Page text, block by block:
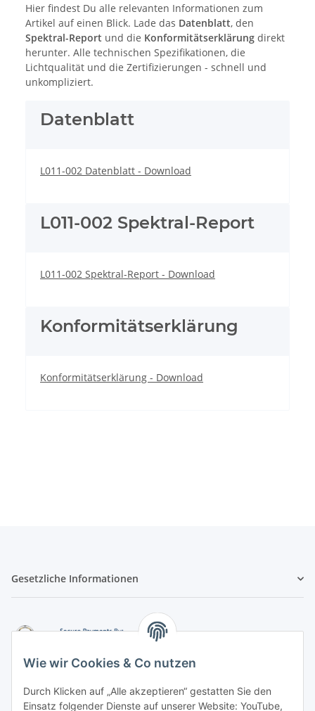
Wie wir Cookies & Co nutzen
Durch Klicken auf „Alle akzeptieren“ gestatten Sie den
Einsatz folgender Dienste auf unserer Website: YouTube,
Hier findest Du alle relevanten Informationen zum
Artikel auf einen Blick. Lade das Datenblatt, den
Spektral-Report und die Konformitätserklärung direkt
herunter. Alle technischen Spezifikationen, die
Lichtqualität und die Zertifizierungen - schnell und
unkompliziert.
Datenblatt
L011-002 Datenblatt - Download
L011-002 Spektral-Report
L011-002 Spektral-Report - Download
Konformitätserklärung
Konformitätserklärung - Download
Gesetzliche Informationen